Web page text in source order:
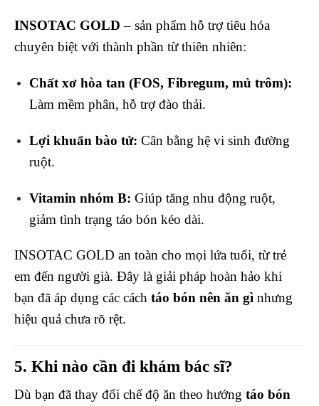
INSOTAC GOLD – sản phẩm hỗ trợ tiêu hóa
chuyên biệt với thành phần từ thiên nhiên:
Chất xơ hòa tan (FOS, Fibregum, mủ trôm):
Làm mềm phân, hỗ trợ đào thải.
Lợi khuẩn bào tử: Cân bằng hệ vi sinh đường
ruột.
Vitamin nhóm B: Giúp tăng nhu động ruột,
giảm tình trạng táo bón kéo dài.
INSOTAC GOLD an toàn cho mọi lứa tuổi, từ trẻ
em đến người già. Đây là giải pháp hoàn hảo khi
bạn đã áp dụng các cách táo bón nên ăn gì nhưng
hiệu quả chưa rõ rệt.
5. Khi nào cần đi khám bác sĩ?
Dù bạn đã thay đổi chế độ ăn theo hướng táo bón